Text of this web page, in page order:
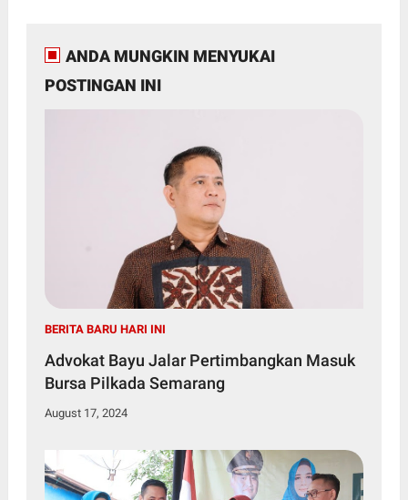
ANDA MUNGKIN MENYUKAI
POSTINGAN INI
BERITA BARU HARI INI
Advokat Bayu Jalar Pertimbangkan Masuk
Bursa Pilkada Semarang
August 17, 2024